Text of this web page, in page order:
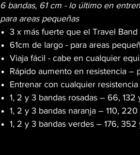
6 bandas, 61 cm - lo último en
para areas pequeñas
3 x más fuerte que el Travel
61cm de largo - para areas
Viaja fácil - cabe en cualquier
Rápido aumento en resistencia –
Entrenar con cualquier
1, 2 y 3 bandas rosadas – 66, 132
1, 2 y 3 bandas naranja – 110,
1, 2 y 3 bandas verdes – 176,